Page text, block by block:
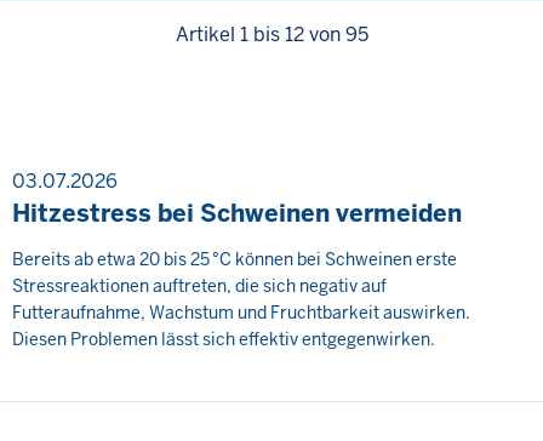
Artikel 1 bis 12 von 95
03.07.2026
Hitzestress bei Schweinen vermeiden
Bereits ab etwa 20 bis 25 °C können bei Schweinen erste
Stressreaktionen auftreten, die sich negativ auf
Futteraufnahme, Wachstum und Fruchtbarkeit auswirken.
Diesen Problemen lässt sich effektiv entgegenwirken.